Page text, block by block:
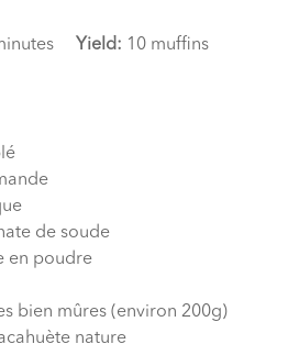
Yield: 10 muffins
de soude
en poudre
bien mûres (environ 200g)
nature